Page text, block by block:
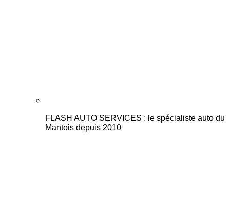
FLASH AUTO SERVICES : le spécialiste auto du
Mantois depuis 2010